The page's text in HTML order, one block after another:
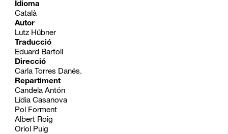
Idioma
Català
Autor
Lutz Hübner
Traducció
Eduard Bartoll
Direcció
Carla Torres Danés.
Repartiment
Candela Antón
Lídia Casanova
Pol Forment
Albert Roig
Oriol Puig